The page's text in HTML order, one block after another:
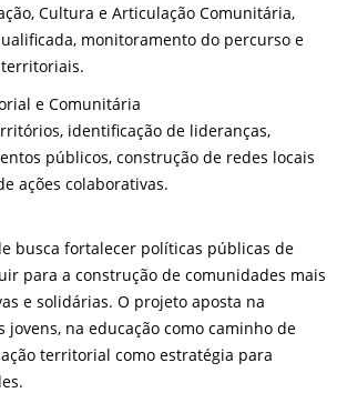
Cultura e Articulação Comunitária,
monitoramento do percurso e
e Comunitária
identificação de lideranças,
públicos, construção de redes locais
ações colaborativas.
busca fortalecer políticas públicas de
para a construção de comunidades mais
e solidárias. O projeto aposta na
jovens, na educação como caminho de
territorial como estratégia para